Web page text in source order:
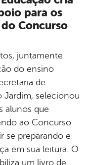
para os
Concurso
juntamente
do ensino
de
Jardim, selecionou
alunos que
ao Concurso
se preparando e
em sua leitura. O
um livro de